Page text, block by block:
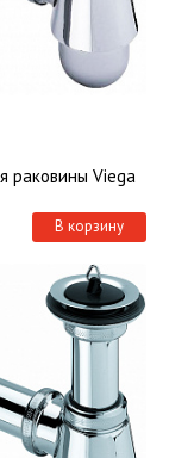
раковины Viega
В корзину